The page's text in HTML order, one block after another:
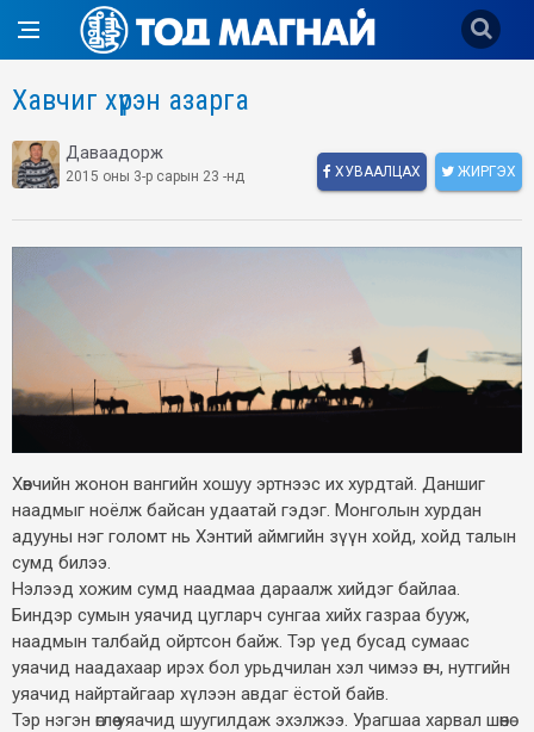
Хавчиг хүрэн азарга
Даваадорж
2015 оны 3-р сарын 23 -нд ХУВААЛЦАХ ЖИРГЭХ
Хөвчийн жонон вангийн хошуу эртнээс их хурдтай. Даншиг
наадмыг ноёлж байсан удаатай гэдэг. Монголын хурдан
адууны нэг голомт нь Хэнтий аймгийн зүүн хойд, хойд талын
сумд билээ.
Нэлээд хожим сумд наадмаа дараалж хийдэг байлаа.
Биндэр сумын уяачид цугларч сунгаа хийх газраа бууж,
наадмын талбайд ойртсон байж. Тэр үед бусад сумаас
уяачид наадахаар ирэх бол урьдчилан хэл чимээ өгч, нутгийн
уяачид найртайгаар хүлээн авдаг ёстой байв.
Тэр нэгэн өглөө уяачид шуугилдаж эхэлжээ. Урагшаа харвал шөнө